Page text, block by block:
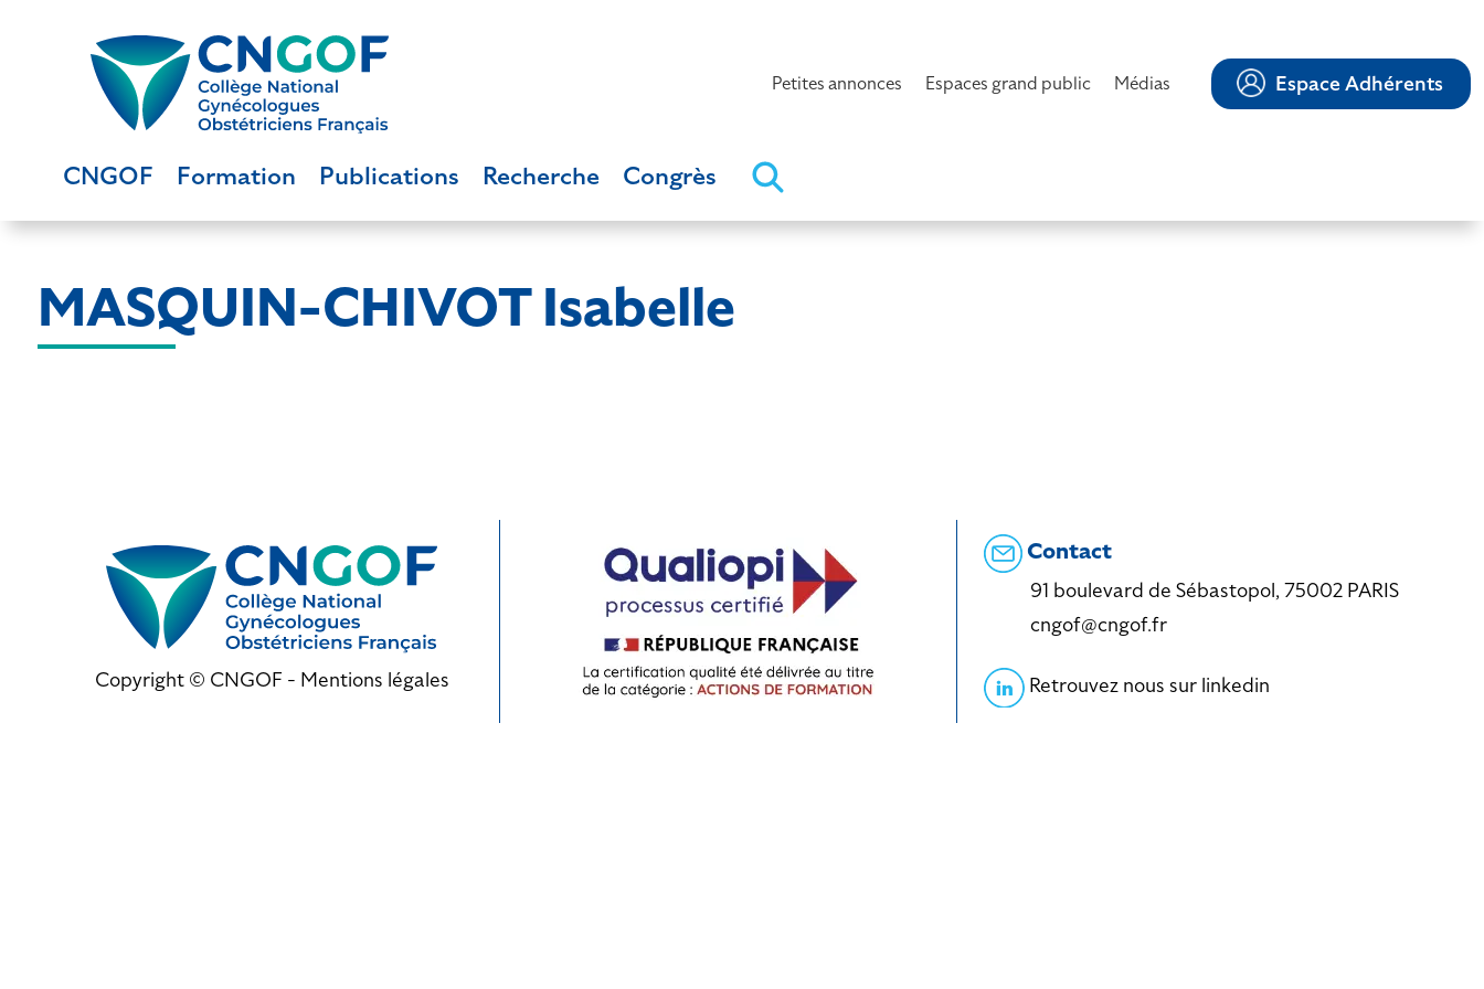
Petites annonces Espaces grand public Médias Espace Adhérents
CNGOF Formation Publications Recherche Congrès
MASQUIN-CHIVOT Isabelle
Copyright © CNGOF - Mentions légales
Contact
91 boulevard de Sébastopol, 75002 PARIS
cngof@cngof.fr
Retrouvez nous sur linkedin